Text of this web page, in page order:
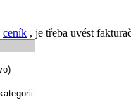
ceník , je třeba uvést